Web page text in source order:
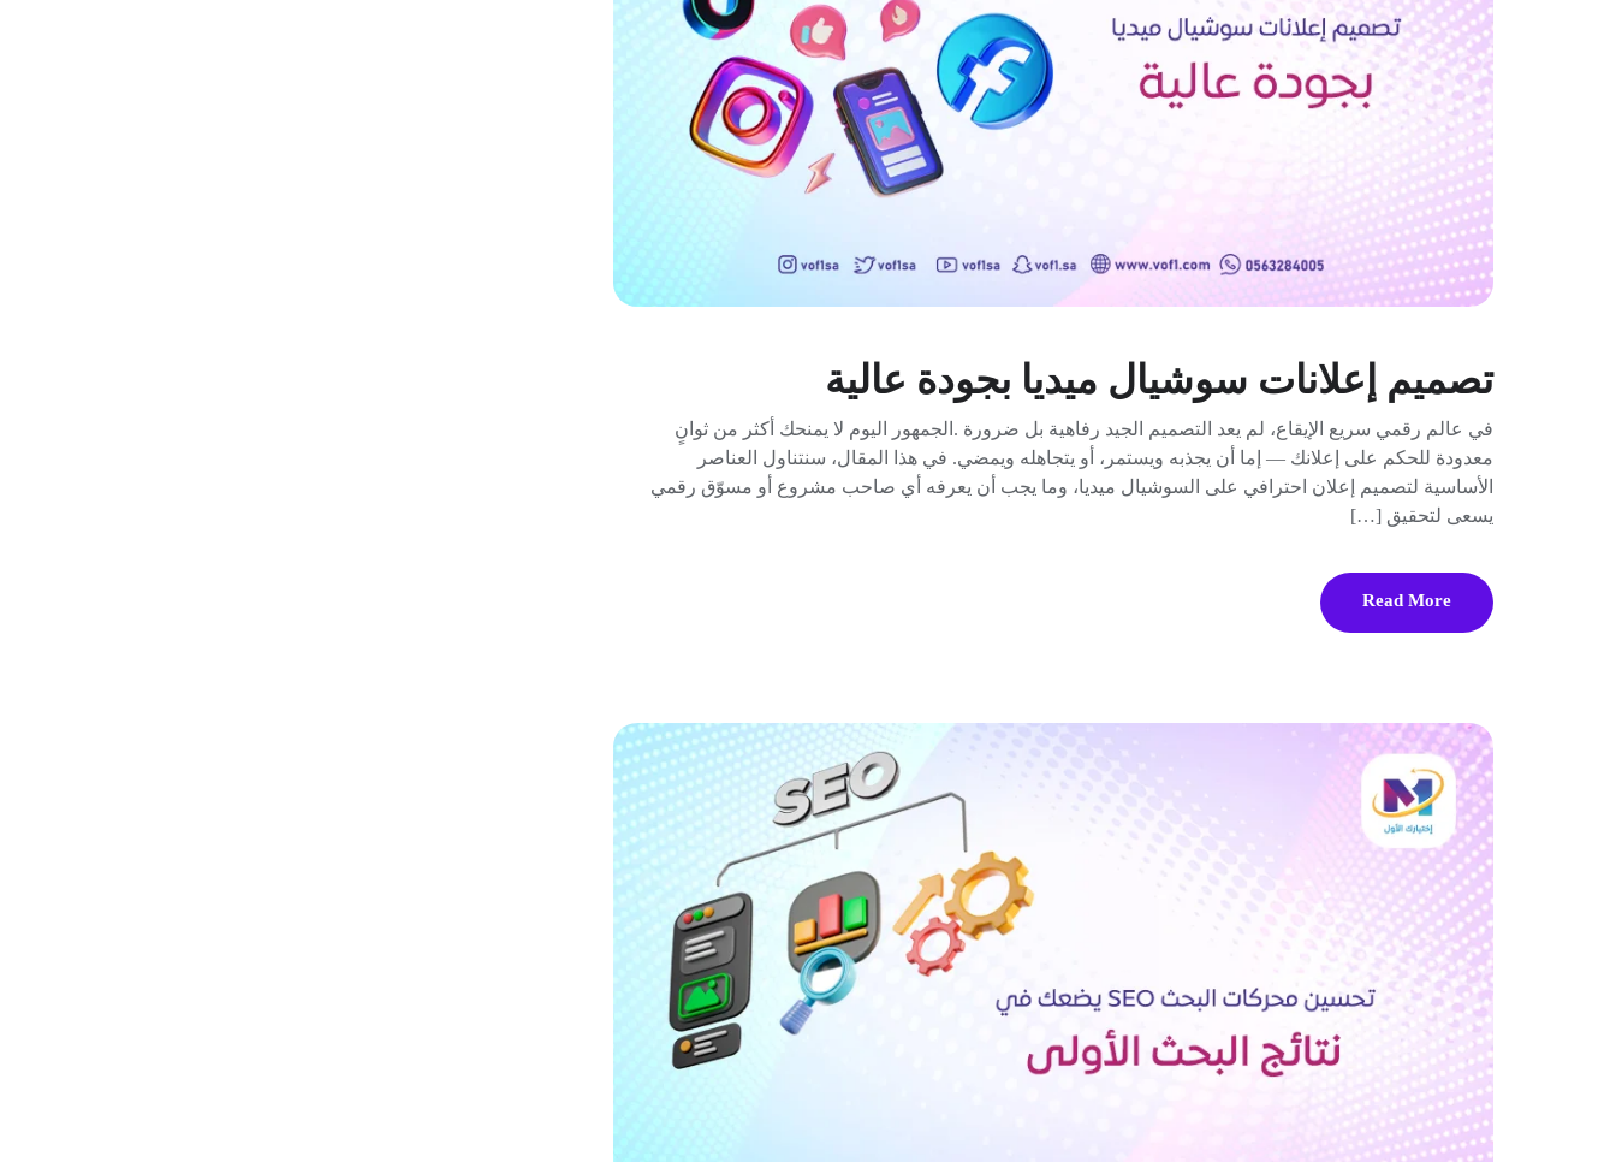
تصميم إعلانات سوشيال ميديا بجودة عالية
في عالم رقمي سريع الإيقاع، لم يعد التصميم الجيد رفاهية بل ضرورة .الجمهور اليوم لا يمنحك أكثر من ثوانٍ
معدودة للحكم على إعلانك — إما أن يجذبه ويستمر، أو يتجاهله ويمضي. في هذا المقال، سنتناول العناصر
الأساسية لتصميم إعلان احترافي على السوشيال ميديا، وما يجب أن يعرفه أي صاحب مشروع أو مسوّق رقمي
يسعى لتحقيق […]
Read More